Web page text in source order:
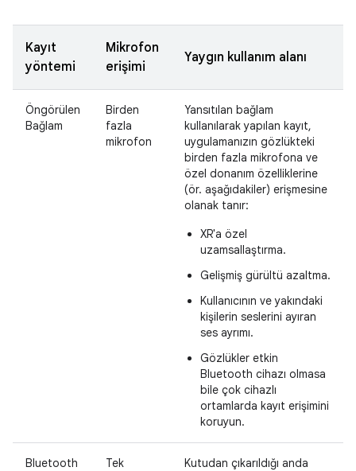
Kayıt
yöntemi
Mikrofon
erişimi
Yaygın kullanım alanı
Öngörülen
Bağlam
Birden
fazla
mikrofon
Yansıtılan bağlam
kullanılarak yapılan kayıt,
uygulamanızın gözlükteki
birden fazla mikrofona ve
özel donanım özelliklerine
(ör. aşağıdakiler) erişmesine
olanak tanır:
XR'a özel
uzamsallaştırma.
Gelişmiş gürültü azaltma.
Kullanıcının ve yakındaki
kişilerin seslerini ayıran
ses ayrımı.
Gözlükler etkin
Bluetooth cihazı olmasa
bile çok cihazlı
ortamlarda kayıt erişimini
koruyun.
Bluetooth
Tek
Kutudan çıkarıldığı anda